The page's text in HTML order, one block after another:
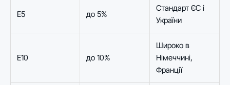
E5 до 5%
Стандарт ЄС і
України
E10 до 10%
Широко в
Німеччині,
Франції